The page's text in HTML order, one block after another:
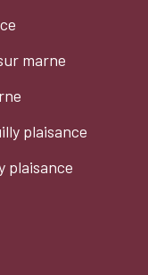
marne
plaisance
plaisance